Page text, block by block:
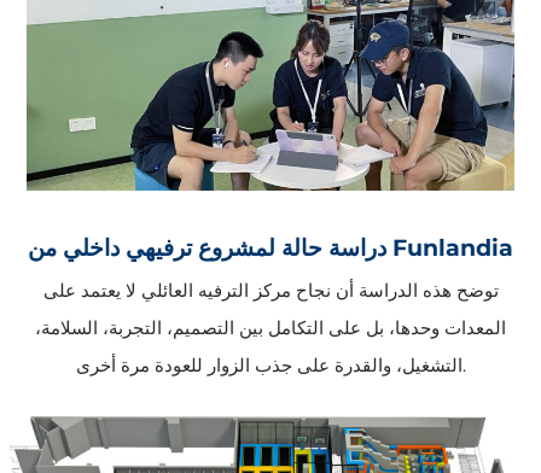
دراسة حالة لمشروع ترفيهي داخلي من Funlandia
توضح هذه الدراسة أن نجاح مركز الترفيه العائلي لا يعتمد على
المعدات وحدها، بل على التكامل بين التصميم، التجربة، السلامة،
التشغيل، والقدرة على جذب الزوار للعودة مرة أخرى.